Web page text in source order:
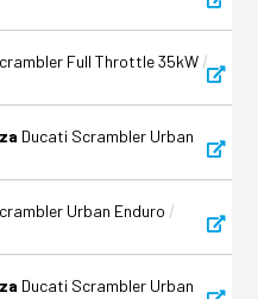
Full Throttle 35kW |
Ducati Scrambler Urban
Urban Enduro |
Ducati Scrambler Urban